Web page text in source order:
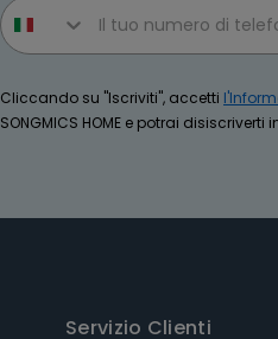
Phone number
Cliccando su "Iscriviti", accetti
SONGMICS HOME e potrai
Servizio Clienti